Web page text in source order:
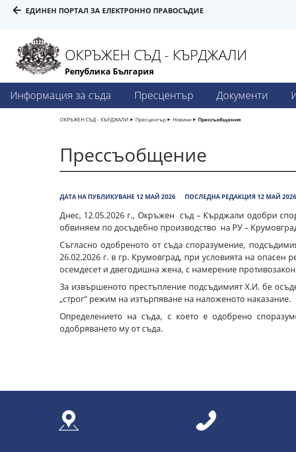
ЕДИНЕН ПОРТАЛ ЗА ЕЛЕКТРОННО ПРАВОСЪДИЕ
ОКРЪЖЕН СЪД - КЪРДЖАЛИ
Република България
Информация за съда Пресцентър Документи
ОКРЪЖЕН СЪД - КЪРДЖАЛИ Пресцентър Новини Прессъобщения
Прессъобщение
ДАТА НА ПУБЛИКУВАНЕ 12 МАЙ 2026 ПОСЛЕДНА РЕДАКЦИЯ 12 МАЙ 2026
Днес, 12.05.2026 г., Окръжен съд – Кърджали одобри
обвиняем по досъдебно производство на РУ –
Съгласно одобреното от съда споразумение,
26.02.2026 г. в гр. Крумовград, при условията на
осемдесет и двегодишна жена, с намерение
За извършеното престъпление подсъдимият Х.И. бе
„строг“ режим на изтърпяване на наложеното наказание.
Определението на съда, с което е одобрено
одобряването му от съда.